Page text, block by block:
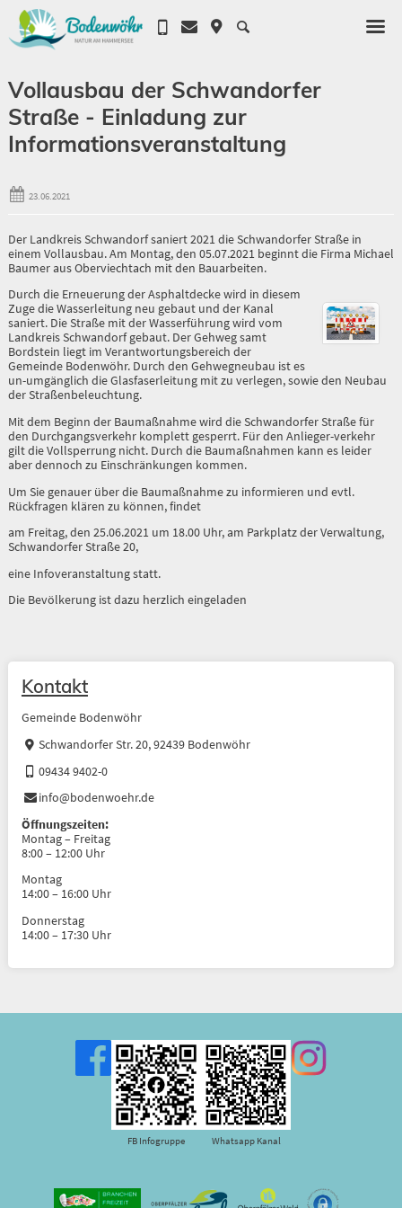
Vollausbau der Schwandorfer
Straße - Einladung zur
Informationsveranstaltung
23.06.2021
Der Landkreis Schwandorf saniert 2021 die Schwandorfer Straße in
einem Vollausbau. Am Montag, den 05.07.2021 beginnt die Firma Michael
Baumer aus Oberviechtach mit den Bauarbeiten.
Durch die Erneuerung der Asphaltdecke wird in diesem
Zuge die Wasserleitung neu gebaut und der Kanal
saniert. Die Straße mit der Wasserführung wird vom
Landkreis Schwandorf gebaut. Der Gehweg samt
Bordstein liegt im Verantwortungsbereich der
Gemeinde Bodenwöhr. Durch den Gehwegneubau ist es
un-umgänglich die Glasfaserleitung mit zu verlegen, sowie den Neubau
der Straßenbeleuchtung.
Mit dem Beginn der Baumaßnahme wird die Schwandorfer Straße für
den Durchgangsverkehr komplett gesperrt. Für den Anlieger-verkehr
gilt die Vollsperrung nicht. Durch die Baumaßnahmen kann es leider
aber dennoch zu Einschränkungen kommen.
Um Sie genauer über die Baumaßnahme zu informieren und evtl.
Rückfragen klären zu können, findet
am Freitag, den 25.06.2021 um 18.00 Uhr, am Parkplatz der Verwaltung,
Schwandorfer Straße 20,
eine Infoveranstaltung statt.
Die Bevölkerung ist dazu herzlich eingeladen
Kontakt
Gemeinde Bodenwöhr
Schwandorfer Str. 20, 92439 Bodenwöhr
09434 9402-0
info@bodenwoehr.de
Öffnungszeiten:
Montag – Freitag
8:00 – 12:00 Uhr
Montag
14:00 – 16:00 Uhr
Donnerstag
14:00 – 17:30 Uhr
FB Infogruppe Whatsapp Kanal